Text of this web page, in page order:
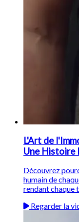
L'Art de
Une Histoire
Découvrez
humain de
rendant chaque
Regarder la